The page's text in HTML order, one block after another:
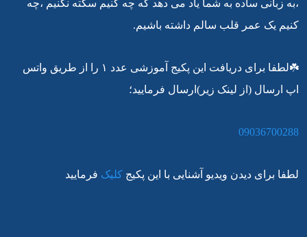
،به زبانی ساده به شما یاد می دهد که چه کنیم سکته نکنیم ،چه
کنیم یک عمر قلب سالم داشته باشیم.
☘️لطفا برای دریافت این پکیج آموزشی عدد ۱ را از طریق واتس
اپ ارسال (از لینک زیر)ارسال فرمایید؛
09036700288
لطفا برای دیدن ویدیو آشنایی با این پکیج کلیک فرمایید